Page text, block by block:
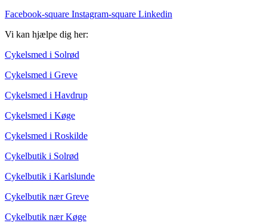
Facebook-square Instagram-square Linkedin
Vi kan hjælpe dig her:
Cykelsmed i Solrød
Cykelsmed i Greve
Cykelsmed i Havdrup
Cykelsmed i Køge
Cykelsmed i Roskilde
Cykelbutik i Solrød
Cykelbutik i Karlslunde
Cykelbutik nær Greve
Cykelbutik nær Køge